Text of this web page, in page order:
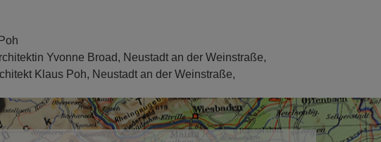
Yvonne Broad, Neustadt an der Weinstraße,
Klaus Poh, Neustadt an der Weinstraße,